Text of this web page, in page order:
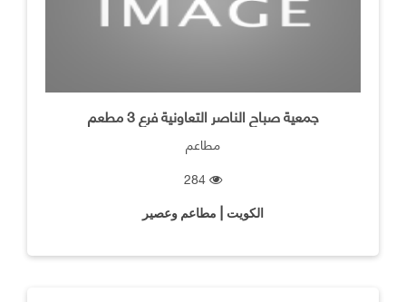
جمعية صباح الناصر التعاونية فرع 3 مطعم
مطاعم
الكويت | مطاعم وعصير